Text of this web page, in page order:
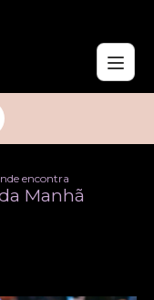
encontrar buffet cafe
Manhã